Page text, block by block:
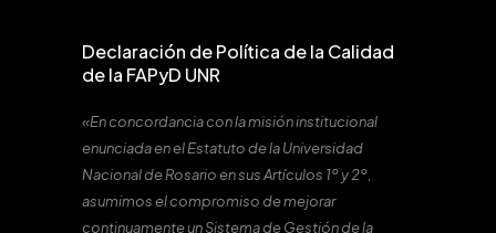
Declaración de Política de la Calidad
de la FAPyD UNR
«En concordancia con la misión institucional
enunciada en el Estatuto de la Universidad
Nacional de Rosario en sus Artículos 1º y 2º,
asumimos el compromiso de mejorar
continuamente un Sistema de Gestión de la